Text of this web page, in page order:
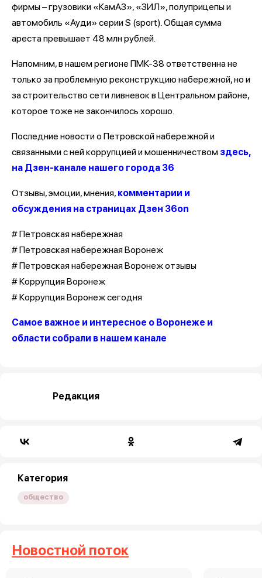
фирмы – грузовики «КамАЗ», «ЗИЛ», полуприцепы и
автомобиль «Ауди» серии S (sport). Общая сумма
ареста превышает 48 млн рублей.
Напомним, в нашем регионе ПМК-38 ответственна не
только за проблемную реконструкцию набережной, но и
за строительство сети ливневок в Центральном районе,
которое тоже не закончилось хорошо.
Последние новости о Петровской набережной и
связанными с ней коррупцией и мошенничеством здесь,
на Дзен-канале нашего города 36
Отзывы, эмоции, мнения, комментарии и
обсуждения на страницах Дзен 36on
# Петровская набережная
# Петровская набережная Воронеж
# Петровская набережная Воронеж отзывы
# Коррупция Воронеж
# Коррупция Воронеж сегодня
Самое важное и интересное о Воронеже и
области собрали в нашем канале
Редакция
Категория
общество
Новостной поток